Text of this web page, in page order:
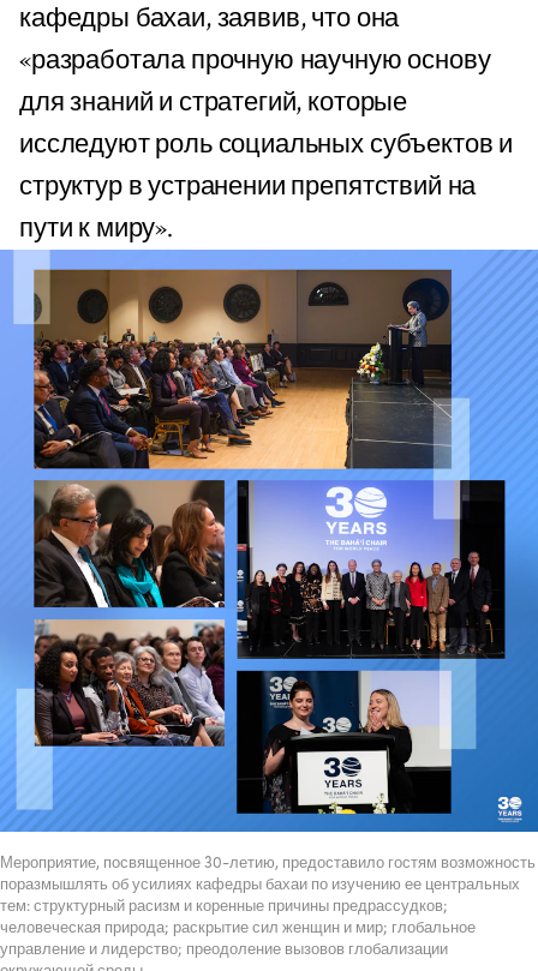
кафедры бахаи, заявив, что она
«разработала прочную научную основу
для знаний и стратегий, которые
исследуют роль социальных субъектов и
структур в устранении препятствий на
пути к миру».
Мероприятие, посвященное 30-летию, предоставило гостям возможность
поразмышлять об усилиях кафедры бахаи по изучению ее центральных
тем: структурный расизм и коренные причины предрассудков;
человеческая природа; раскрытие сил женщин и мир; глобальное
управление и лидерство; преодоление вызовов глобализации